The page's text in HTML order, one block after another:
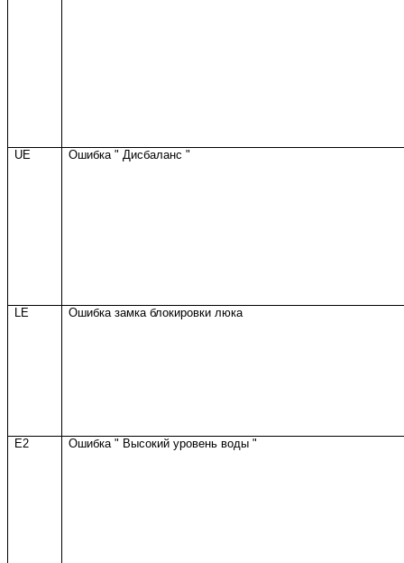
UE Ошибка " Дисбаланс "
LE Ошибка замка блокировки люка
E2 Ошибка " Высокий уровень воды "